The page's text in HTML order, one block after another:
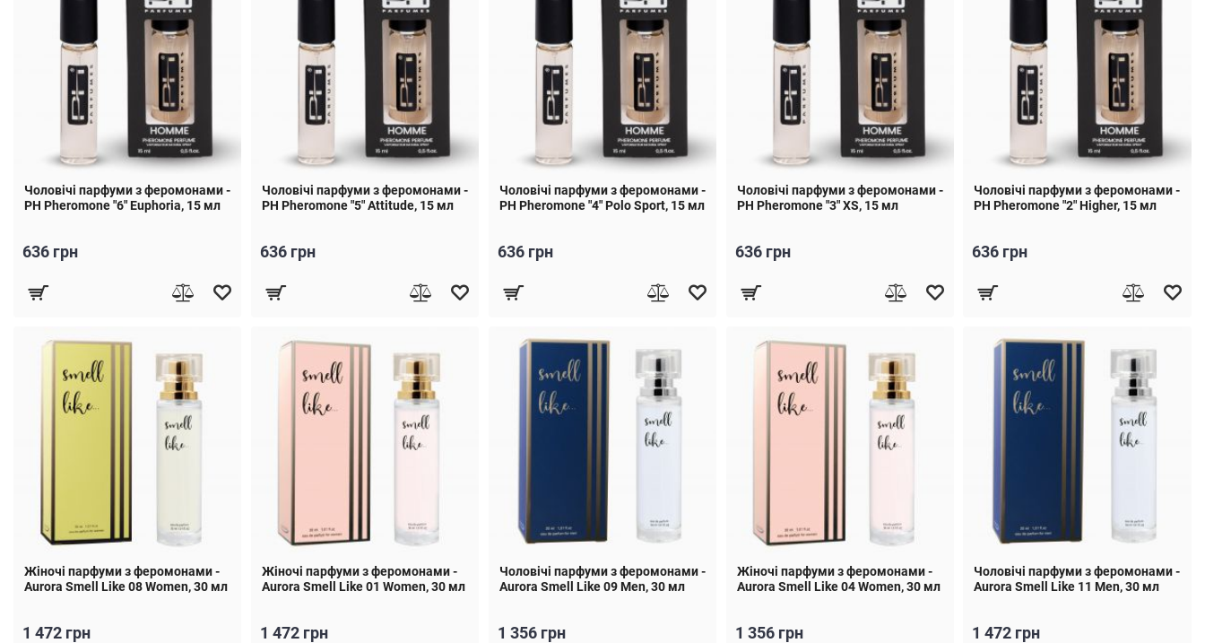
Чоловічі парфуми з феромонами -
PH Pheromone "6" Euphoria, 15 мл
636 грн
Чоловічі парфуми з феромонами -
PH Pheromone "5" Attitude, 15 мл
636 грн
Чоловічі парфуми з феромонами -
PH Pheromone "4" Polo Sport, 15 мл
636 грн
Чоловічі парфуми з феромонами -
PH Pheromone "3" XS, 15 мл
636 грн
Чоловічі парфуми з феромонами -
PH Pheromone "2" Higher, 15 мл
636 грн
Жіночі парфуми з феромонами -
Aurora Smell Like 08 Women, 30 мл
1 472 грн
Жіночі парфуми з феромонами -
Aurora Smell Like 01 Women, 30 мл
1 472 грн
Чоловічі парфуми з феромонами -
Aurora Smell Like 09 Men, 30 мл
1 356 грн
Жіночі парфуми з феромонами -
Aurora Smell Like 04 Women, 30 мл
1 356 грн
Чоловічі парфуми з феромонами -
Aurora Smell Like 11 Men, 30 мл
1 472 грн